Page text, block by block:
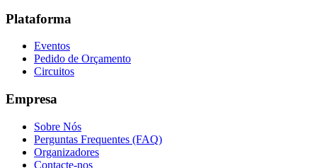
Plataforma
Eventos
Pedido de Orçamento
Circuitos
Empresa
Sobre Nós
Perguntas Frequentes (FAQ)
Organizadores
Contacte-nos